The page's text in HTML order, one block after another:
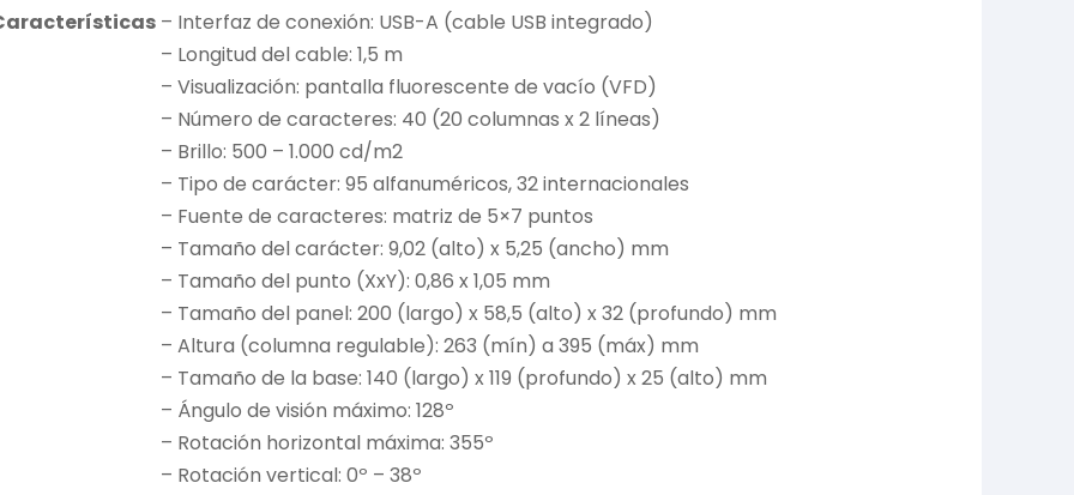
– Interfaz de conexión: USB-A (cable USB integrado)
– Longitud del cable: 1,5 m
– Visualización: pantalla fluorescente de vacío (VFD)
– Número de caracteres: 40 (20 columnas x 2 líneas)
– Brillo: 500 – 1.000 cd/m2
– Tipo de carácter: 95 alfanuméricos, 32 internacionales
– Fuente de caracteres: matriz de 5×7 puntos
– Tamaño del carácter: 9,02 (alto) x 5,25 (ancho) mm
– Tamaño del punto (XxY): 0,86 x 1,05 mm
– Tamaño del panel: 200 (largo) x 58,5 (alto) x 32 (profundo) mm
– Altura (columna regulable): 263 (mín) a 395 (máx) mm
– Tamaño de la base: 140 (largo) x 119 (profundo) x 25 (alto) mm
– Ángulo de visión máximo: 128º
– Rotación horizontal máxima: 355º
– Rotación vertical: 0º – 38º